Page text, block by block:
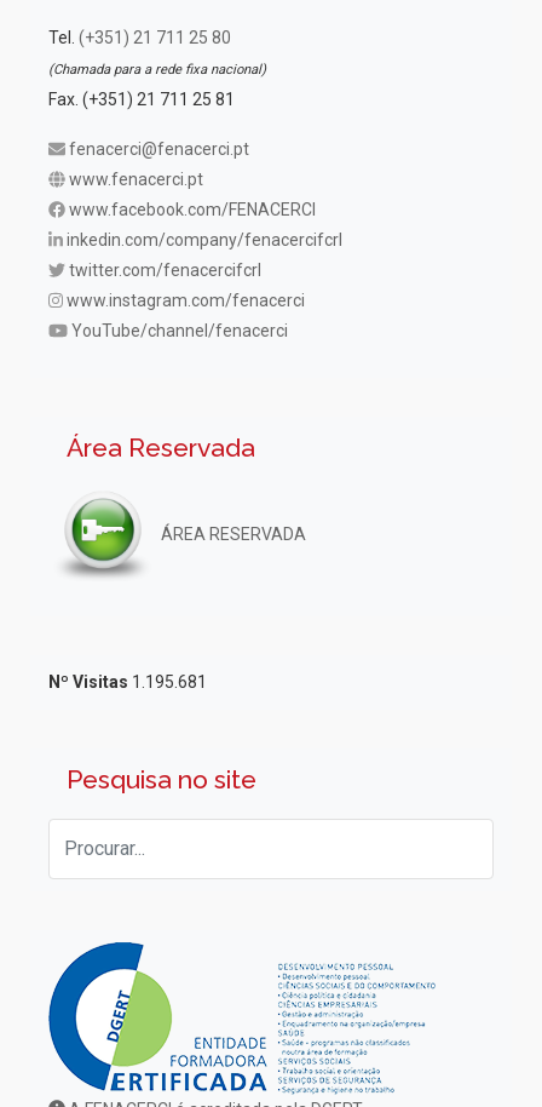
Tel. (+351) 21 711 25 80
(Chamada para a rede fixa nacional)
Fax. (+351) 21 711 25 81
fenacerci@fenacerci.pt
www.fenacerci.pt
www.facebook.com/FENACERCI
inkedin.com/company/fenacercifcrl
twitter.com/fenacercifcrl
www.instagram.com/fenacerci
YouTube/channel/fenacerci
Área Reservada
ÁREA RESERVADA
Nº Visitas 1.195.681
Pesquisa no site